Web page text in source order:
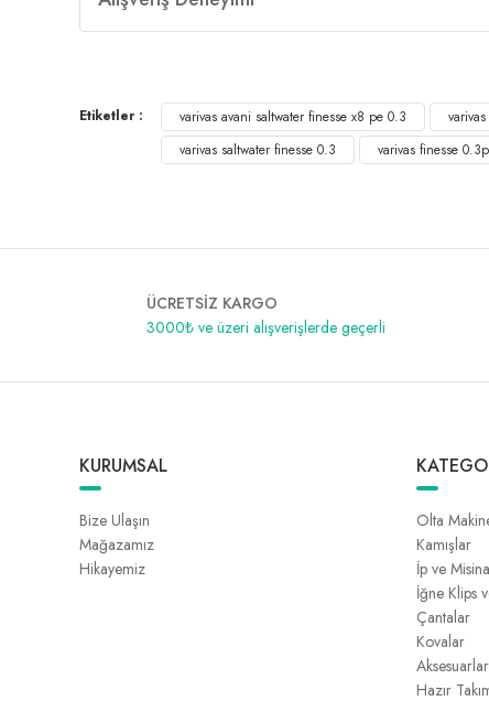
Etiketler : varivas avani saltwater finesse x8 pe 0.3
varivas saltwater finesse 0.3
varivas finesse
ÜCRETSİZ KARGO
3000₺ ve üzeri alışverişlerde geçerli
KURUMSAL
Bize Ulaşın
Mağazamız
Hikayemiz
Olta
Kamışlar
İp ve
İğne Klips
Çantalar
Kovalar
Aksesuarlar
Hazır